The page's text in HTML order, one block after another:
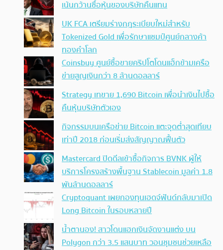
เน้นกว้านซื้อหุ้นของบริษัทคืนแทน
UK FCA เตรียมร่างกฎระเบียบใหม่สำหรับ
Tokenized Gold เพื่อรักษาแชมป์ศูนย์กลางค้า
ทองคำโลก
Coinsbuy ศูนย์ซื้อขายคริปโตโดนแฮ็กข้ามเครือ
ข่ายสูญเงินกว่า 8 ล้านดอลลาร์
Strategy เทขาย 1,690 Bitcoin เพื่อนำเงินไปซื้อ
คืนหุ้นบริษัทตัวเอง
กิจกรรมบนเครือข่าย Bitcoin แตะจุดต่ำสุดเทียบ
เท่าปี 2018 ก่อนเริ่มส่งสัญญาณฟื้นตัว
Mastercard ปิดดีลเข้าซื้อกิจการ BVNK ผู้ให้
บริการโครงสร้างพื้นฐาน Stablecoin มูลค่า 1.8
พันล้านดอลลาร์
Cryptoquant เผยกองทุนเฮดจ์ฟันด์กลับมาเปิด
Long Bitcoin ในรอบหลายปี
น้ำตานอง! สาวโดนแฮกเงินจัดงานแต่ง บน
Polygon กว่า 3.5 แสนบาท วอนชุมชนช่วยเหลือ